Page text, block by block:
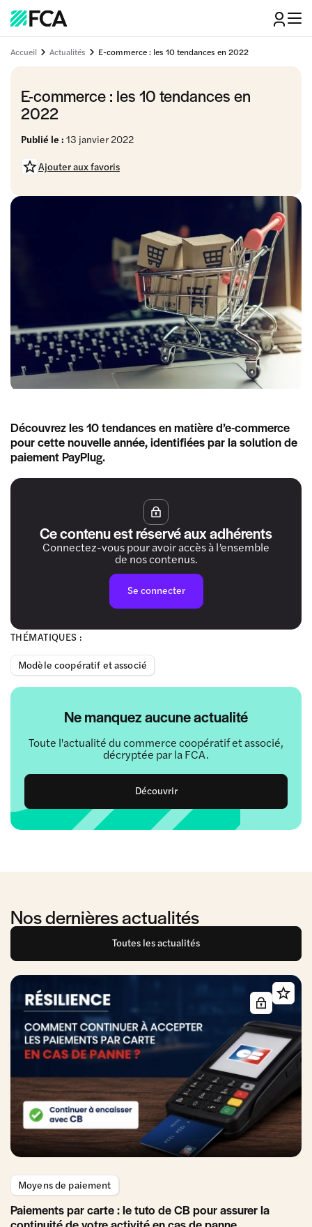
Accueil Actualités E-commerce : les 10 tendances en 2022
E-commerce : les 10 tendances en
2022
Publié le : 13 janvier 2022
Ajouter aux favoris
THÉMATIQUES :
Modèle coopératif et associé
Ne manquez aucune actualité
Toute l'actualité du commerce coopératif et associé,
décryptée par la FCA.
Découvrir
Découvrez les 10 tendances en matière d’e-commerce
pour cette nouvelle année, identifiées par la solution de
paiement PayPlug.
Ce contenu est réservé aux adhérents
Connectez-vous pour avoir accès à l’ensemble
de nos contenus.
Se connecter
Nos dernières actualités
Toutes les actualités
Moyens de paiement
Paiements par carte : le tuto de CB pour assurer la